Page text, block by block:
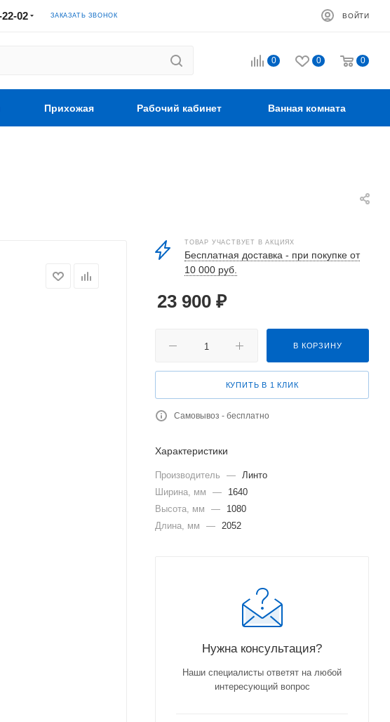
02 ЗАКАЗАТЬ ЗВОНОК ВОЙТИ
0 0 0
Прихожая Рабочий кабинет Ванная комната
ТОВАР УЧАСТВУЕТ В АКЦИЯХ
Бесплатная доставка - при покупке от
10 000 руб.
23 900 ₽
В КОРЗИНУ
КУПИТЬ В 1 КЛИК
Самовывоз - бесплатно
Характеристики
Производитель — Линто
Ширина, мм
—
1640
Высота, мм
—
1080
Длина, мм
— 2052
Нужна консультация?
Наши специалисты ответят на любой
интересующий вопрос